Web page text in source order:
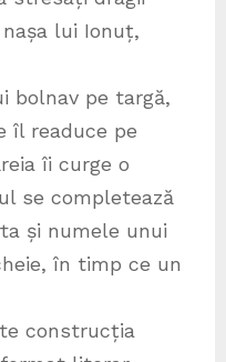
lui Ionuț,
bolnav pe targă,
îl readuce pe
îi curge o
se completează
și numele unui
în timp ce un
construcția